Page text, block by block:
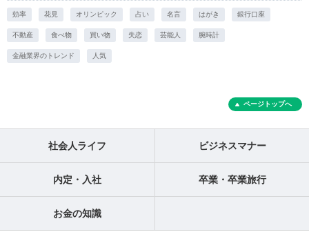
効率 花見 オリンピック 占い 名言 はがき 銀行口座
不動産 食べ物 買い物 失恋 芸能人 腕時計
金融業界のトレンド 人気
ページトップへ
社会人ライフ ビジネスマナー
内定・入社 卒業・卒業旅行
お金の知識